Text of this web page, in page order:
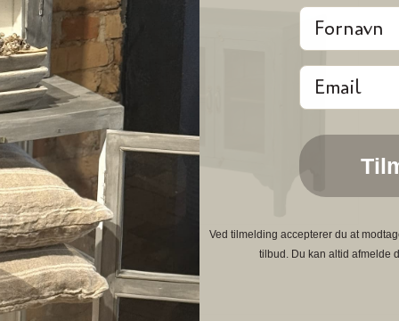
Åbn
mediet
3
i
modus
Fornavn
Email
Ved tilmelding accepterer du at
tilbud. Du kan altid afmelde